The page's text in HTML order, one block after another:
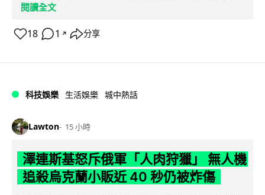
閱讀全文
18 1 ↗ 分享
科技娛樂 生活娛樂 城中熱話
Lawton 15 小時
澤連斯基怒斥俄軍「人肉狩獵」 無人機
追殺烏克蘭小販近 40 秒仍被炸傷